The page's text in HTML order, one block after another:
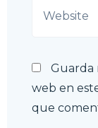
Guarda
web en
que